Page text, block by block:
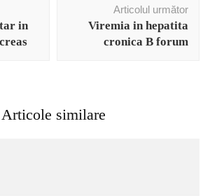
in
Articolul următor
Viremia in hepatita
cronica B forum
Articole similare